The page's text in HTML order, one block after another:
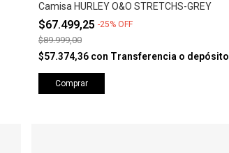
Camisa HURLEY O&O STRETCHS-GREY
$67.499,25 -25% OFF
$89.999,00
$57.374,36 con Transferencia o depósito
Comprar